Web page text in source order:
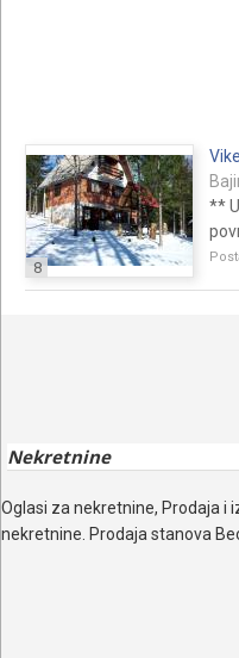
8
**
Nekretnine
Oglasi za nekretnine, Prodaja i
nekretnine. Prodaja stanova